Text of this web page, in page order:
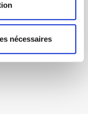
nécessaires